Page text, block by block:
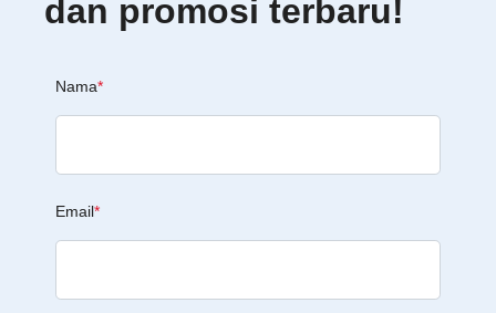
dan promosi terbaru!
Nama*
Email*